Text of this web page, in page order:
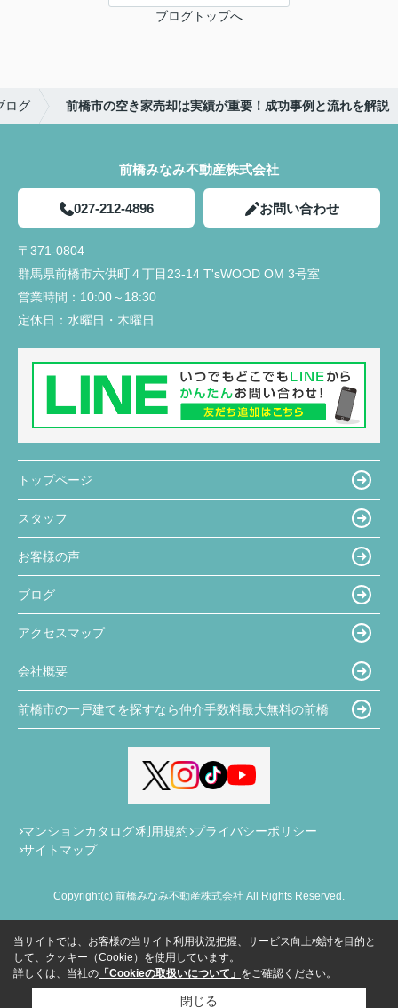
ブログトップへ
ログ 前橋市の空き家売却は実績が重要！成功事例と流れを解説
前橋みなみ不動産株式会社
027-212-4896 お問い合わせ
〒371-0804
群馬県前橋市六供町４丁目23‐14 T'sWOOD OM 3号室
営業時間： 10:00～18:30
定休日： 水曜日・木曜日
トップページ
スタッフ
お客様の声
ブログ
アクセスマップ
会社概要
前橋市の一戸建てを探すなら仲介手数料最大無料の前橋
マンションカタログ 利用規約 プライバシーポリシー
サイトマップ
Copyright(c) 前橋みなみ不動産株式会社 All Rights Reserved.
当サイトでは、お客様の当サイト利用状況把握、サービス向上検討を目的と
して、クッキー（Cookie）を使用しています。
詳しくは、当社の 「Cookieの取扱いについて」 をご確認ください。
閉じる